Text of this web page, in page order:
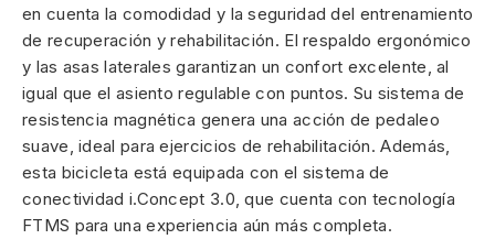
en cuenta la comodidad y la seguridad del entrenamiento
de recuperación y rehabilitación. El respaldo ergonómico
y las asas laterales garantizan un confort excelente, al
igual que el asiento regulable con puntos. Su sistema de
resistencia magnética genera una acción de pedaleo
suave, ideal para ejercicios de rehabilitación. Además,
esta bicicleta está equipada con el sistema de
conectividad i.Concept 3.0, que cuenta con tecnología
FTMS para una experiencia aún más completa.